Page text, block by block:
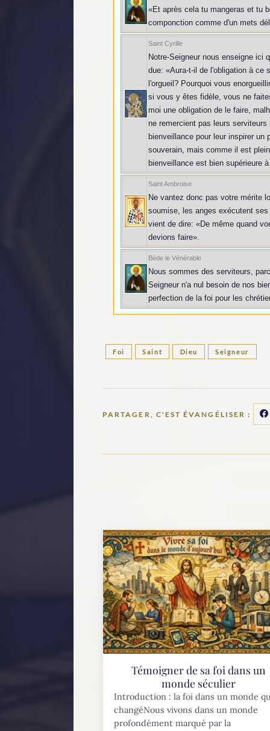
«Et après cela tu mangeras et tu
componction comme d'un mets
Saint Cyrille
Notre-Seigneur nous enseigne ici
due: «Aura-t-il de l'obligation à ce
l'orgueil? Pourquoi vous
si vous y êtes fidèle, vous ne
moi une obligation de le faire,
ne remercient pas leurs
bienveillance pour leur inspirer
souverain, mais comme il est
bienveillance est bien supérieure
Saint Ambroise
Ne vantez donc pas votre mérite
soumise, les anges exécutent
vient de dire: «De même quand
devions faire».
Bède le Vénérable
Nous sommes des serviteurs,
Seigneur n'a nul besoin de nos
perfection de la foi pour les
Foi Saint Dieu Seigneur
PARTAGER, C'EST ÉVANGÉLISER :
Témoigner de sa foi dans un
monde séculier
Introduction : la foi dans un monde
changéNous vivons dans un monde
profondément marqué par la